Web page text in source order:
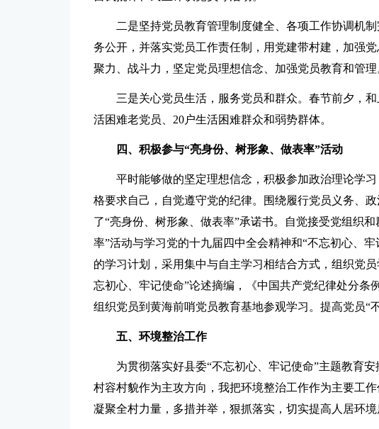
二是坚持党员教育管理制度健全、各项工作协调机
务公开，并落实党员工作责任制，用党建带村建，加强
聚力、战斗力，坚定党员理想信念、加强党员教育和管理
三是关心党员生活，服务党员和群众。春节前夕，
活困难老党员、20户生活困难群众和弱势群体。
四、 积极参与“亮身份、树形象、做表率”活动
平时能够做的坚定理想信念，积极参加政治理论学
格要求自己，自觉遵守党的纪律。围绕履行党员义务、
了“亮身份、树形象、做表率”承诺书。自觉接受党组织
率”活动与学习党的十九届四中全会精神和“不忘初心、
的学习计划，采用集中与自主学习相结合方式，组织党
忘初心、牢记使命”论述摘编，《中国共产党纪律处分条
组织党员到黄海前哨党员教育基地参观学习。提高党员“
五、环境整治工作
为贯彻落实好县委“不忘初心、牢记使命”主题教育
村容村貌作为主攻方向，我把环境整治工作作为主要工
凝聚全村力量，多措并举，狠抓落实，切实提高人居环境